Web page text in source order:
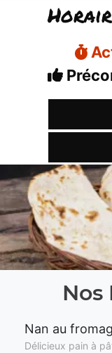
Nos
Nan au
Délicieux pain à